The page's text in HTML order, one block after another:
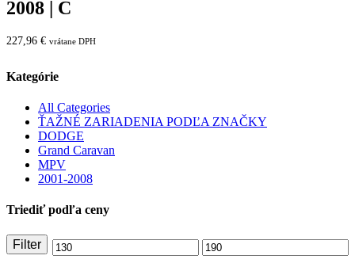
2008 | C
227,96 € vrátane DPH
Kategórie
All Categories
ŤAŽNÉ ZARIADENIA PODĽA ZNAČKY
DODGE
Grand Caravan
MPV
2001-2008
Triediť podľa ceny
Minimálna Maximálna
Filter